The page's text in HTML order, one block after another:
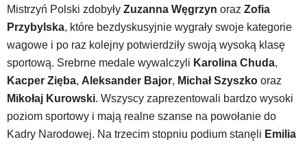
czytniku
mogą
być
wyposażone
skróty
klawiaturowe
Mistrzyń Polski zdobyły Zuzanna Węgrzyn oraz Zofia
Przybylska, które bezdyskusyjnie wygrały swoje kategorie
wagowe i po raz kolejny potwierdziły swoją wysoką klasę
sportową. Srebrne medale wywalczyli Karolina Chuda,
Kacper Zięba, Aleksander Bajor, Michał Szyszko oraz
Mikołaj Kurowski. Wszyscy zaprezentowali bardzo wysoki
poziom sportowy i mają realne szanse na powołanie do
Kadry Narodowej. Na trzecim stopniu podium stanęli Emilia